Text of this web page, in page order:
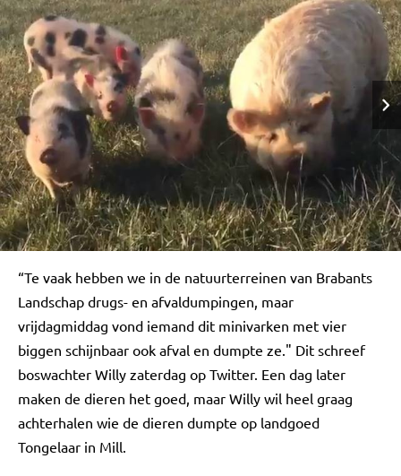
“Te vaak hebben we in de natuurterreinen van Brabants
Landschap drugs- en afvaldumpingen, maar
vrijdagmiddag vond iemand dit minivarken met vier
biggen schijnbaar ook afval en dumpte ze." Dit schreef
boswachter Willy zaterdag op Twitter. Een dag later
maken de dieren het goed, maar Willy wil heel graag
achterhalen wie de dieren dumpte op landgoed
Tongelaar in Mill.